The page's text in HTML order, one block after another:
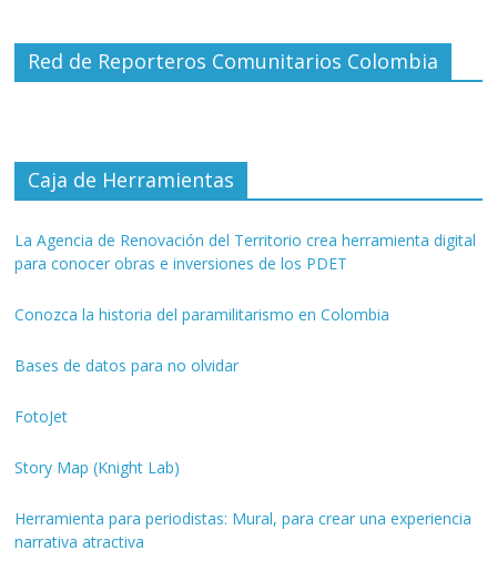
Red de Reporteros Comunitarios Colombia
Caja de Herramientas
La Agencia de Renovación del Territorio crea herramienta digital
para conocer obras e inversiones de los PDET
Conozca la historia del paramilitarismo en Colombia
Bases de datos para no olvidar
FotoJet
Story Map (Knight Lab)
Herramienta para periodistas: Mural, para crear una experiencia
narrativa atractiva